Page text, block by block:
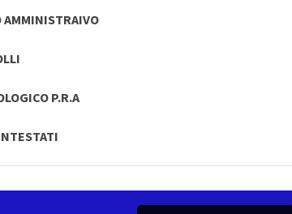
AMMINISTRAIVO
P.R.A